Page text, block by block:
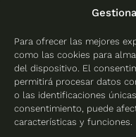
Para ofrecer las mejores
como las cookies para
del dispositivo. El
permitirá procesar datos
o las identificaciones
consentimiento, puede
características y funciones.
Instalar placas
Instalación
Instalaciones aisladas
Batería de litio
Instalar placas